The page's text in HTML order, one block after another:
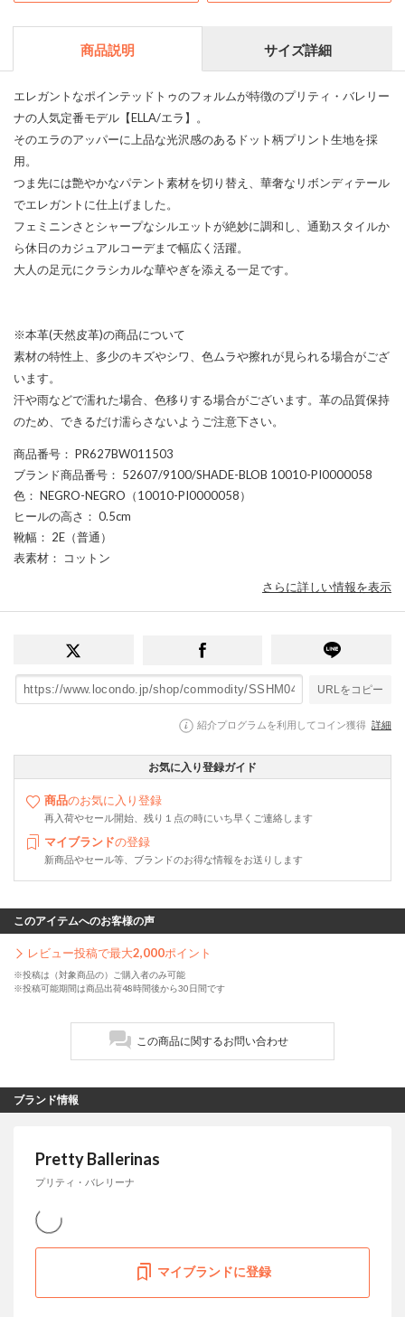
商品説明 サイズ詳細
エレガントなポインテッドトゥのフォルムが特徴のプリティ・バレリー
ナの人気定番モデル【ELLA/エラ】。
そのエラのアッパーに上品な光沢感のあるドット柄プリント生地を採
用。
つま先には艶やかなパテント素材を切り替え、華奢なリボンディテール
でエレガントに仕上げました。
フェミニンさとシャープなシルエットが絶妙に調和し、通勤スタイルか
ら休日のカジュアルコーデまで幅広く活躍。
大人の足元にクラシカルな華やぎを添える一足です。
※本革(天然皮革)の商品について
素材の特性上、多少のキズやシワ、色ムラや擦れが見られる場合がござ
います。
汗や雨などで濡れた場合、色移りする場合がございます。革の品質保持
のため、できるだけ濡らさないようご注意下さい。
商品番号 ： PR627BW011503
ブランド商品番号 ： 52607/9100/SHADE-BLOB 10010-PI0000058
色 ： NEGRO-NEGRO（10010-PI0000058）
ヒールの高さ ： 0.5cm
靴幅 ： 2E（普通）
表素材 ： コットン
さらに詳しい情報を表示
URLをコピー
紹介プログラムを利用してコイン獲得 詳細
お気に入り登録ガイド
商品のお気に入り登録
再入荷やセール開始、残り１点の時にいち早くご連絡します
マイブランドの登録
新商品やセール等、ブランドのお得な情報をお送りします
このアイテムへのお客様の声
レビュー投稿で最大2,000ポイント
※投稿は（対象商品の）ご購入者のみ可能
※投稿可能期間は商品出荷48時間後から30日間です
この商品に関するお問い合わせ
ブランド情報
Pretty Ballerinas
プリティ・バレリーナ
マイブランドに登録